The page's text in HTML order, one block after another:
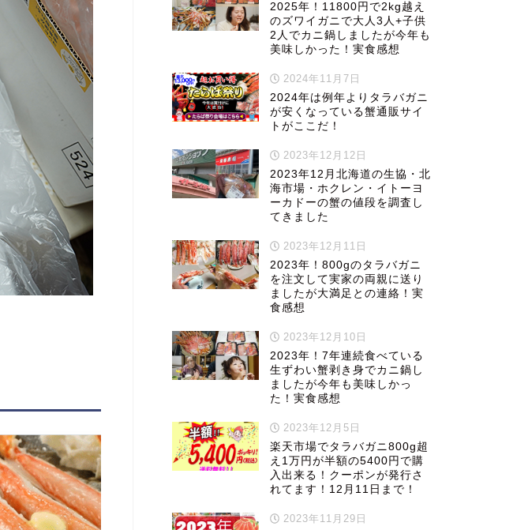
2025年！11800円で2kg越え
のズワイガニで大人3人+子供
2人でカニ鍋しましたが今年も
美味しかった！実食感想
2024年11月7日
2024年は例年よりタラバガニ
が安くなっている蟹通販サイ
トがここだ！
2023年12月12日
2023年12月北海道の生協・北
海市場・ホクレン・イトーヨ
ーカドーの蟹の値段を調査し
てきました
2023年12月11日
2023年！800gのタラバガニ
を注文して実家の両親に送り
ましたが大満足との連絡！実
食感想
2023年12月10日
2023年！7年連続食べている
生ずわい蟹剥き身でカニ鍋し
ましたが今年も美味しかっ
た！実食感想
2023年12月5日
楽天市場でタラバガニ800g超
え1万円が半額の5400円で購
入出来る！クーポンが発行さ
れてます！12月11日まで！
2023年11月29日